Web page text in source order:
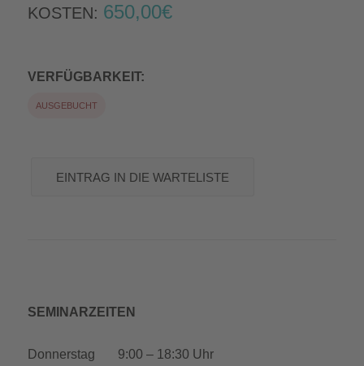
KOSTEN: 650,00€
VERFÜGBARKEIT:
AUSGEBUCHT
EINTRAG IN DIE WARTELISTE
SEMINARZEITEN
Donnerstag 9:00 – 18:30 Uhr